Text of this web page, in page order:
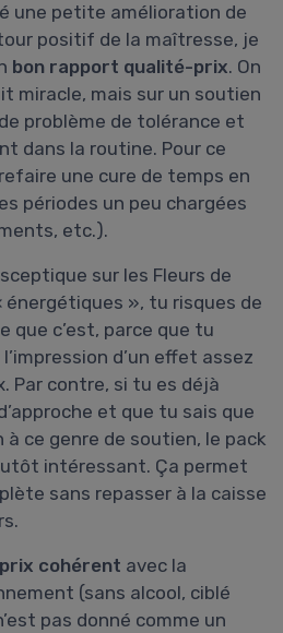
une petite amélioration de
positif de la maîtresse, je
bon rapport qualité-prix. On
miracle, mais sur un soutien
problème de tolérance et
dans la routine. Pour ce
une cure de temps en
périodes un peu chargées
etc.).
sur les Fleurs de
énergétiques », tu risques de
que c’est, parce que tu
d’un effet assez
Par contre, si tu es déjà
et que tu sais que
ce genre de soutien, le pack
intéressant. Ça permet
sans repasser à la caisse
prix cohérent avec la
(sans alcool, ciblé
pas donné comme un